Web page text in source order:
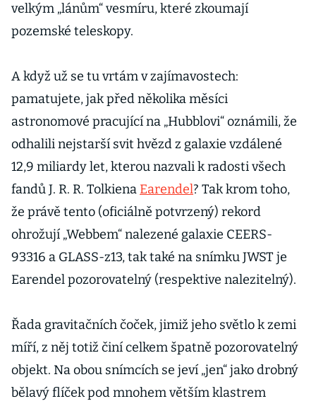
velkým „lánům“ vesmíru, které zkoumají
pozemské teleskopy.
A když už se tu vrtám v zajímavostech:
pamatujete, jak před několika měsíci
astronomové pracující na „Hubblovi“ oznámili, že
odhalili nejstarší svit hvězd z galaxie vzdálené
12,9 miliardy let, kterou nazvali k radosti všech
fandů J. R. R. Tolkiena Earendel? Tak krom toho,
že právě tento (oficiálně potvrzený) rekord
ohrožují „Webbem“ nalezené galaxie CEERS-
93316 a GLASS-z13, tak také na snímku JWST je
Earendel pozorovatelný (respektive nalezitelný).
Řada gravitačních čoček, jimiž jeho světlo k zemi
míří, z něj totiž činí celkem špatně pozorovatelný
objekt. Na obou snímcích se jeví „jen“ jako drobný
bělavý flíček pod mnohem větším klastrem